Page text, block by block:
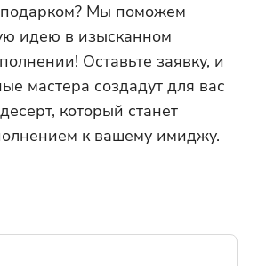
Мы поможем
идею в изысканном
Оставьте заявку, и
мастера создадут для вас
который станет
к вашему имиджу.